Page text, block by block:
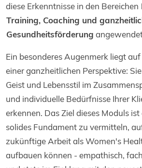
diese Erkenntnisse in den Bereichen
Training, Coaching und
Gesundheitsförderung
Ein besonderes Augenmerk liegt
einer ganzheitlichen Perspektive:
Geist und Lebensstil im
und individuelle Bedürfnisse Ihrer
erkennen. Das Ziel dieses Moduls ist
solides Fundament zu vermitteln,
zukünftige Arbeit als Women's
aufbauen können - empathisch,